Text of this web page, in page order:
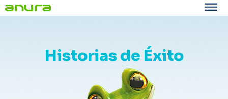
Historias de Éxito